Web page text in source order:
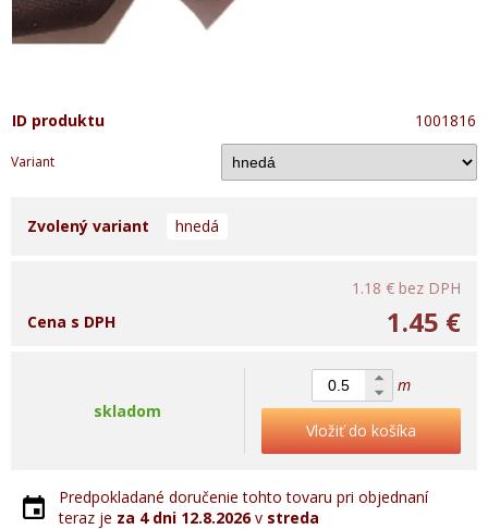
ID produktu 1001816
Variant
Zvolený variant hnedá
1.18 € bez DPH
1.45 €
Cena s DPH
skladom
m
Vložiť do košíka
Predpokladané doručenie tohto tovaru pri objednaní
teraz je za 4 dni 12.8.2026v streda